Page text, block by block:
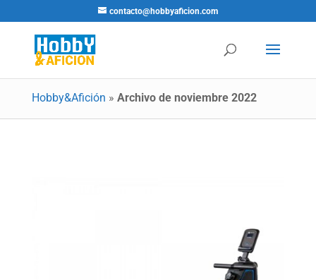
contacto@hobbyaficion.com
Hobby&Afición » Archivo de noviembre 2022